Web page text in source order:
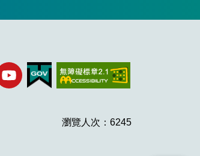
瀏覽人次：6245